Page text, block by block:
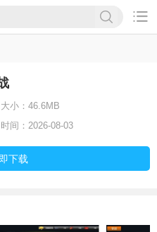

大小： 46.6MB
时间： 2026-08-03
下载